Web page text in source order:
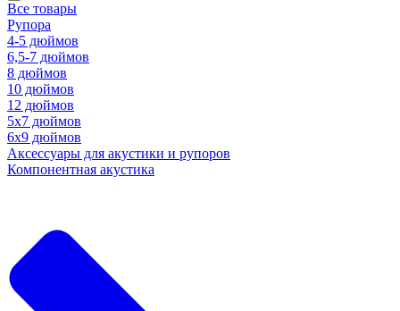
Все товары
Рупора
4-5 дюймов
6,5-7 дюймов
8 дюймов
10 дюймов
12 дюймов
5x7 дюймов
6х9 дюймов
Аксессуары для акустики и рупоров
Компонентная акустика